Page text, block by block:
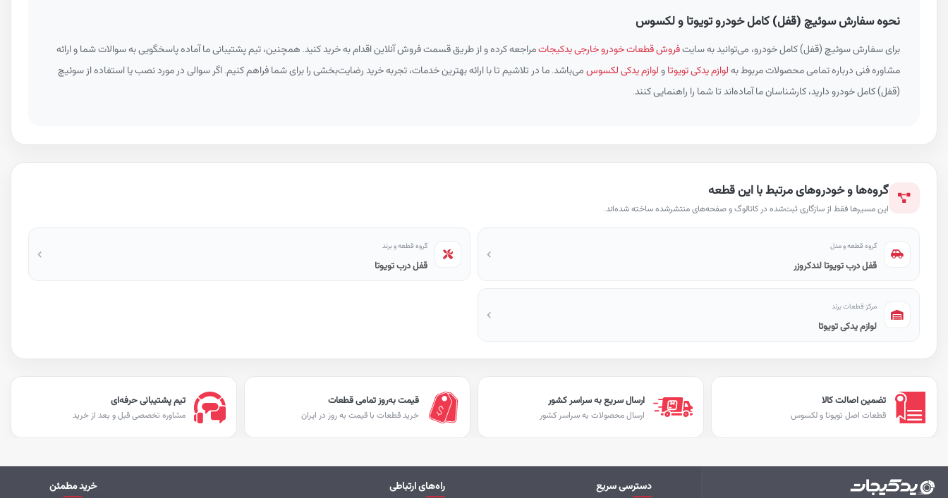
نحوه سفارش سوئیچ (قفل) کامل خودرو تویوتا و لکسوس
برای سفارش سوئیچ (قفل) کامل خودرو، می‌توانید به سایتفروش قطعات خودرو خارجی یدکیجاتمراجعه کرده و از طریق قسمت فروش آنلاین اقدام به خرید کنید. همچنین، تیم پشتیبانی ما آماده پاسخگویی به سوالات شما و ارائه
مشاوره فنی درباره تمامی محصولات مربوط به لوازم یدکی تویوتا و لوازم یدکی لکسوس می‌باشد. ما در تلاشیم تا با ارائه بهترین خدمات، تجربه خرید رضایت‌بخشی را برای شما فراهم کنیم. اگر سوالی در مورد نصب یا استفاده از سوئیچ
(قفل) کامل خودرو دارید، کارشناسان ما آماده‌اند تا شما را راهنمایی کنند.
گروه‌ها و خودروهای مرتبط با این قطعه
این مسیرها فقط از سازگاری ثبت‌شده در کاتالوگ و صفحه‌های منتشرشده ساخته شده‌اند.
گروه قطعه و مدل
قفل درب تویوتا لندکروزر
گروه قطعه و برند
قفل درب تویوتا
مرکز قطعات برند
لوازم یدکی تویوتا
تیم پشتیبانی حرفه‌ای
مشاوره تخصصی قبل و بعد از خرید
قیمت به‌روز تمامی قطعات
خرید قطعات با قیمت به روز در ایران
ارسال سریع به سراسر کشور
ارسال محصولات به سراسر کشور
تضمین اصالت کالا
قطعات اصل تویوتا و لکسوس
دسترسی سریع راه‌های ارتباطی خرید مطمئن